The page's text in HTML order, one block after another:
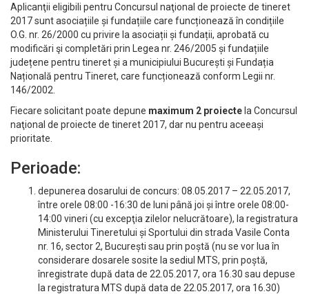
Aplicanţii eligibili pentru Concursul naţional de proiecte de tineret
2017 sunt asociațiile și fundațiile care funcționează în condițiile
O.G. nr. 26/2000 cu privire la asociații și fundații, aprobată cu
modificări şi completări prin Legea nr. 246/2005 și fundațiile
județene pentru tineret și a municipiului București și Fundația
Națională pentru Tineret, care funcționează conform Legii nr.
146/2002.
Fiecare solicitant poate depune maximum 2 proiecte la Concursul
naţional de proiecte de tineret 2017, dar nu pentru aceeași
prioritate.
Perioade:
depunerea dosarului de concurs: 08.05.2017 – 22.05.2017,
între orele 08:00 -16:30 de luni până joi și între orele 08:00-
14:00 vineri (cu excepţia zilelor nelucrătoare), la registratura
Ministerului Tineretului și Sportului din strada Vasile Conta
nr. 16, sector 2, București sau prin poștă (nu se vor lua în
considerare dosarele sosite la sediul MTS, prin poștă,
înregistrate după data de 22.05.2017, ora 16.30 sau depuse
la registratura MTS după data de 22.05.2017, ora 16.30)